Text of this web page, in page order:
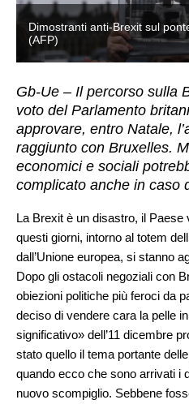
Dimostranti anti-Brexit sul
(AFP)
Gb-Ue – Il percorso sulla
voto del Parlamento
approvare, entro Natale,
raggiunto con Bruxelles.
economici e sociali
complicato anche in caso
La Brexit è un disastro, il
questi giorni, intorno al totem
dall’Unione europea, si stanno
Dopo gli ostacoli negoziali con
obiezioni politiche più feroci da
deciso di vendere cara la pelle
significativo» dell’11 dicembre
stato quello il tema portante
quando ecco che sono arrivati i
nuovo scompiglio. Sebbene